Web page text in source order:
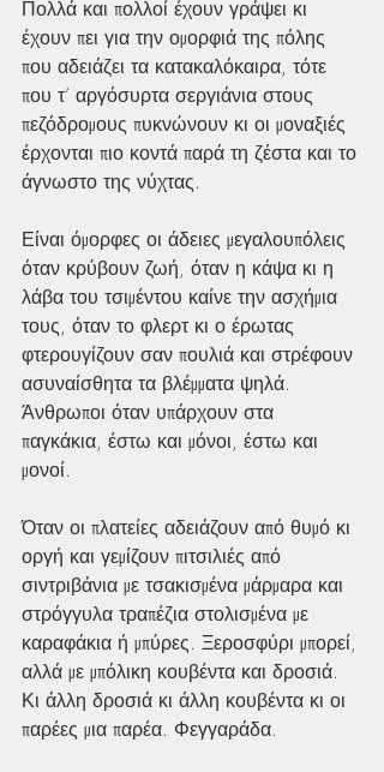
Πολλά και πολλοί έχουν γράψει κι
έχουν πει για την ομορφιά της πόλης
που αδειάζει τα κατακαλόκαιρα, τότε
που τ’ αργόσυρτα σεργιάνια στους
πεζόδρομους πυκνώνουν κι οι μοναξιές
έρχονται πιο κοντά παρά τη ζέστα και το
άγνωστο της νύχτας.
Είναι όμορφες οι άδειες μεγαλουπόλεις
όταν κρύβουν ζωή, όταν η κάψα κι η
λάβα του τσιμέντου καίνε την ασχήμια
τους, όταν το φλερτ κι ο έρωτας
φτερουγίζουν σαν πουλιά και στρέφουν
ασυναίσθητα τα βλέμματα ψηλά.
Άνθρωποι όταν υπάρχουν στα
παγκάκια, έστω και μόνοι, έστω και
μονοί.
Όταν οι πλατείες αδειάζουν από θυμό κι
οργή και γεμίζουν πιτσιλιές από
σιντριβάνια με τσακισμένα μάρμαρα και
στρόγγυλα τραπέζια στολισμένα με
καραφάκια ή μπύρες. Ξεροσφύρι μπορεί,
αλλά με μπόλικη κουβέντα και δροσιά.
Κι άλλη δροσιά κι άλλη κουβέντα κι οι
παρέες μια παρέα. Φεγγαράδα.